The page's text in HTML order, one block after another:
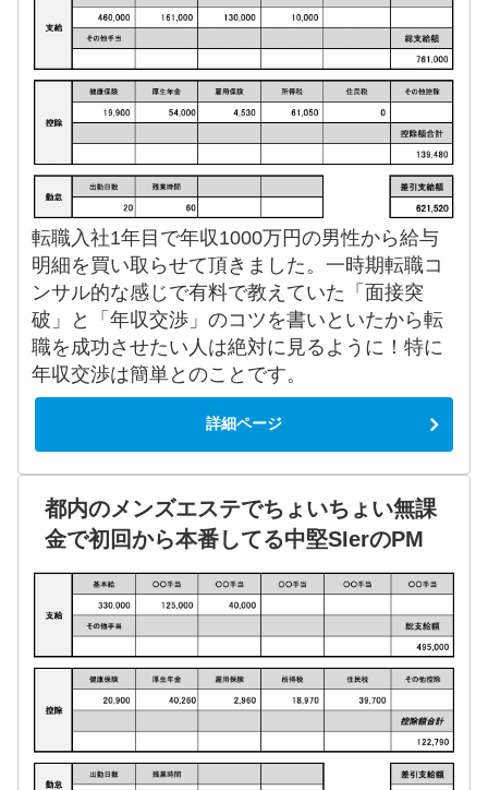
転職入社1年目で年収1000万円の男性から給与
明細を買い取らせて頂きました。一時期転職コ
ンサル的な感じで有料で教えていた「面接突
破」と「年収交渉」のコツを書いといたから転
職を成功させたい人は絶対に見るように！特に
年収交渉は簡単とのことです。
詳細ページ
都内のメンズエステでちょいちょい無課
金で初回から本番してる中堅SIerのPM